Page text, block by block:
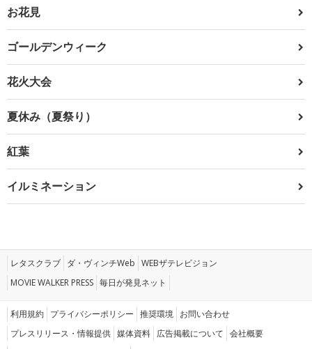
お花見
ゴールデンウィーク
花火大会
夏休み（夏祭り）
紅葉
イルミネーション
レタスクラブ ダ・ヴィンチWeb WEBザテレビジョン
MOVIE WALKER PRESS 毎日が発見ネット
利用規約 プライバシーポリシー 推奨環境 お問い合わせ
プレスリリース・情報提供 媒体資料 広告掲載について 会社概要